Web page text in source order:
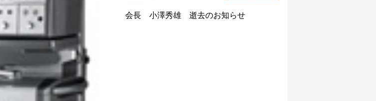
会長 小澤秀雄 逝去のお知らせ